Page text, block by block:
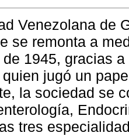
Venezolana de
se remonta a
1945, gracias
jugó un
la sociedad se
tres